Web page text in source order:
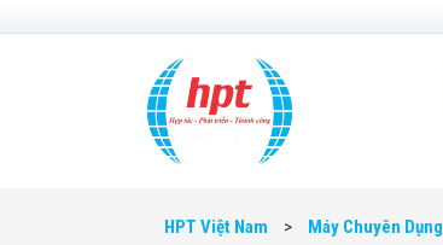
HPT Việt Nam > Máy Chuyên Dụng